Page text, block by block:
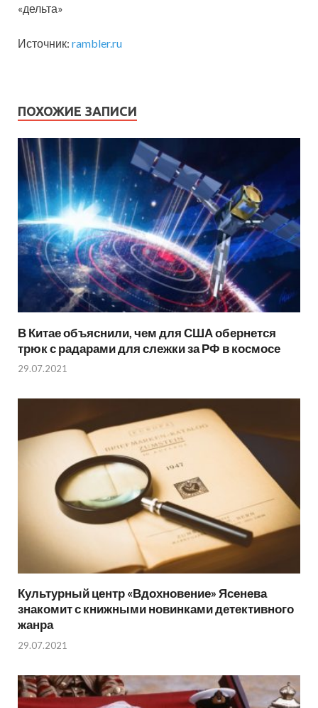
«дельта»
Источник: rambler.ru
ПОХОЖИЕ ЗАПИСИ
В Китае объяснили, чем для США обернется
трюк с радарами для слежки за РФ в космосе
29.07.2021
Культурный центр «Вдохновение» Ясенева
знакомит с книжными новинками детективного
жанра
29.07.2021